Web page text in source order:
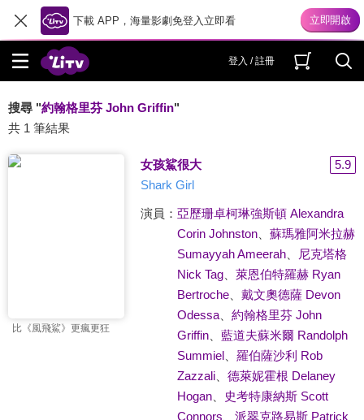
下載 APP，海量影劇免登入立即看
登入 / 註冊
搜尋 "約翰格里芬 John Griffin"
共 1 筆結果
比《風飛鯊》更瘋更狂
女孩鯊很大
5.9
Shark Girl
演員： 亞歷珊卓柯琳強斯頓 Alexandra
Corin Johnston、 蘇瑪雅阿米拉赫
Sumayyah Ameerah、
尼克塔格
Nick Tag、 萊恩伯特羅赫 Ryan
Bertroche、 戴文奧德薩 Devon
Odessa、 約翰格里芬 John
Griffin、 藍道夫蘇米爾 Randolph
Summiel、 羅伯薩沙利 Rob
Zazzali、 德萊妮霍根 Delaney
Hogan、
史考特康納斯 Scott
Connors
派翠克路易斯 Patrick